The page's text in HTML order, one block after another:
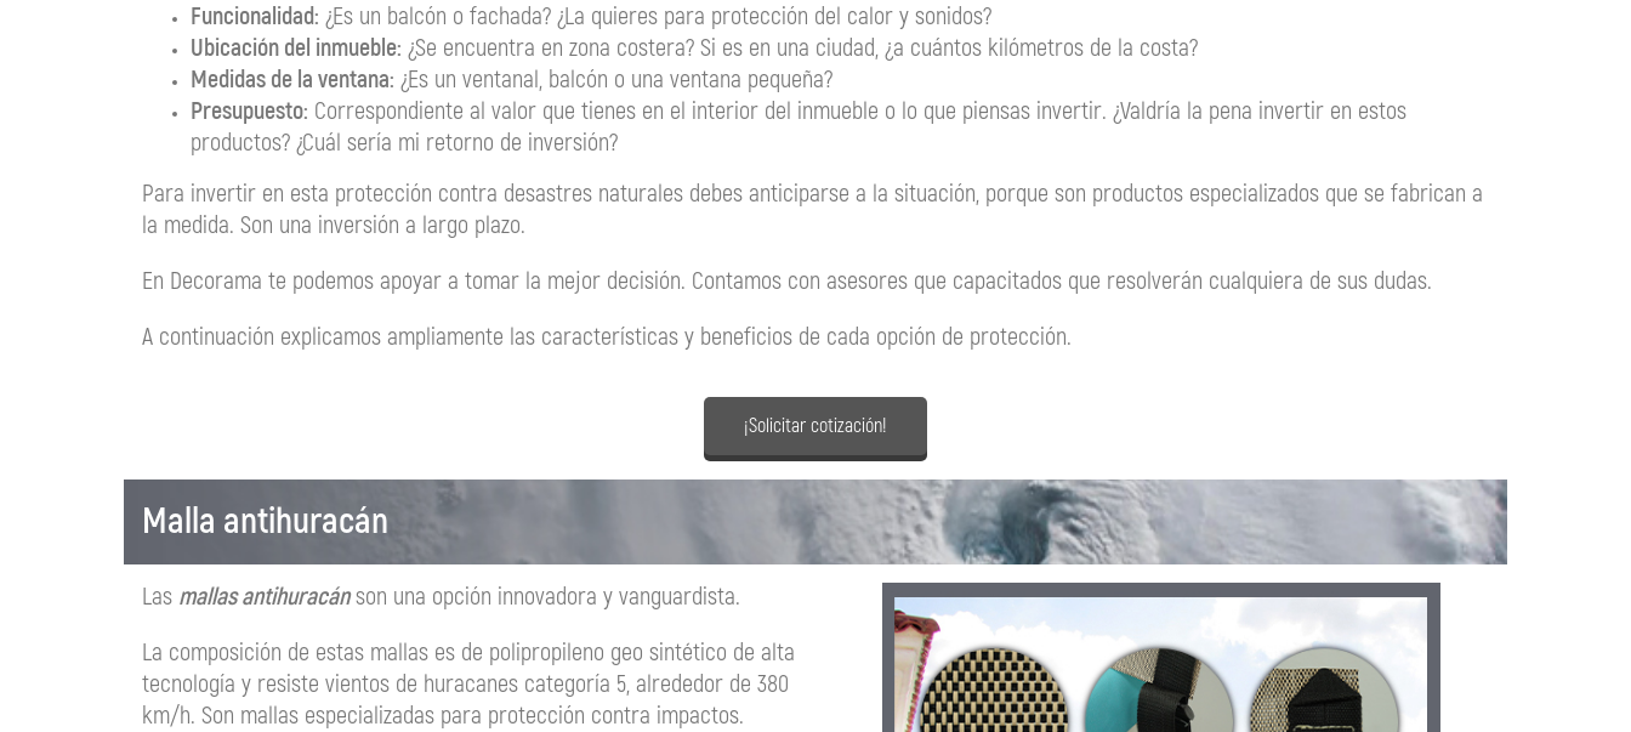
Funcionalidad: ¿Es un balcón o fachada? ¿La quieres para protección del calor y sonidos?
Ubicación del inmueble: ¿Se encuentra en zona costera? Si es en una ciudad, ¿a cuántos kilómetros de la costa?
Medidas de la ventana: ¿Es un ventanal, balcón o una ventana pequeña?
Presupuesto: Correspondiente al valor que tienes en el interior del inmueble o lo que piensas invertir. ¿Valdría la pena invertir en estos
productos? ¿Cuál sería mi retorno de inversión?
Para invertir en esta protección contra desastres naturales debes anticiparse a la situación, porque son productos especializados que se fabrican a
la medida. Son una inversión a largo plazo.
En Decorama te podemos apoyar a tomar la mejor decisión. Contamos con asesores que capacitados que resolverán cualquiera de sus dudas.
A continuación explicamos ampliamente las características y beneficios de cada opción de protección.
¡Solicitar cotización!
Malla antihuracán
Las mallas antihuracánson una opción innovadora y vanguardista.
La composición de estas mallas es de polipropileno geo sintético de alta
tecnología y resiste vientos de huracanes categoría 5, alrededor de 380
km/h. Son mallas especializadas para protección contra impactos.